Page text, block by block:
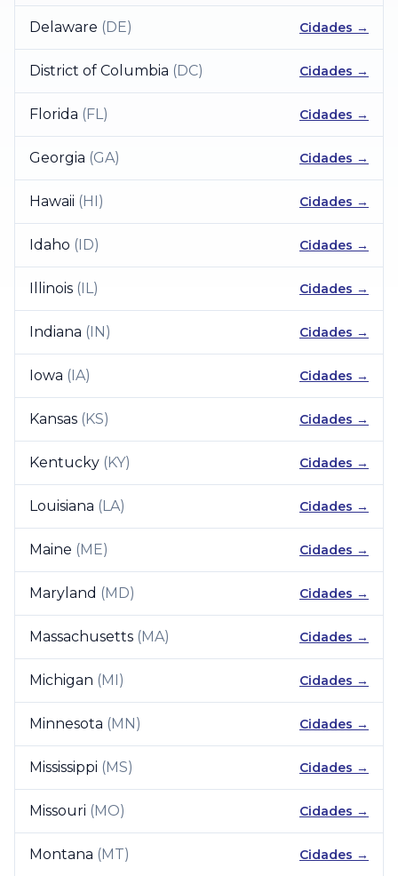
Delaware (DE) Cidades →
District of Columbia (DC) Cidades →
Florida (FL) Cidades →
Georgia (GA) Cidades →
Hawaii (HI) Cidades →
Idaho (ID) Cidades →
Illinois (IL) Cidades →
Indiana (IN) Cidades →
Iowa (IA) Cidades →
Kansas (KS) Cidades →
Kentucky (KY) Cidades →
Louisiana (LA) Cidades →
Maine (ME) Cidades →
Maryland (MD) Cidades →
Massachusetts (MA) Cidades →
Michigan (MI) Cidades →
Minnesota (MN) Cidades →
Mississippi (MS) Cidades →
Missouri (MO) Cidades →
Montana (MT) Cidades →